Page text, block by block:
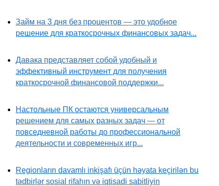
Займ на 3 дня без процентов — это удобное
решение для краткосрочных финансовых задач...
Давака представляет собой удобный и
эффективный инструмент для получения
краткосрочной финансовой поддержки...
Настольные ПК остаются универсальным
решением для самых разных задач — от
повседневной работы до профессиональной
деятельности и современных игр...
Regionların davamlı inkişafı üçün həyata keçirilən bu
tədbirlər sosial rifahın və iqtisadi sabitliyin